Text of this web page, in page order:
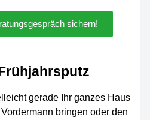
sichern!
gerade Ihr ganzes Haus
bringen oder den